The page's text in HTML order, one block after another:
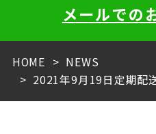
メールでの
HOME
NEWS
2021年9月19日定期配